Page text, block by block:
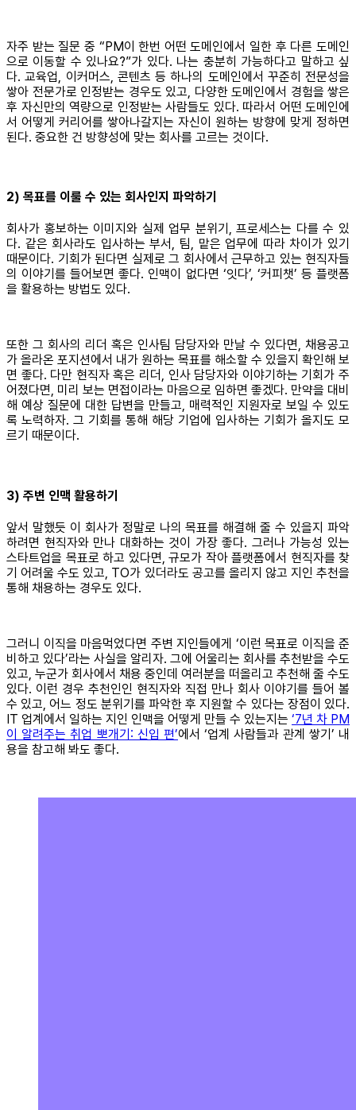
자주 받는 질문 중 “PM이 한번 어떤 도메인에서 일한 후 다른 도메인
으로 이동할 수 있나요?”가 있다. 나는 충분히 가능하다고 말하고 싶
다. 교육업, 이커머스, 콘텐츠 등 하나의 도메인에서 꾸준히 전문성을
쌓아 전문가로 인정받는 경우도 있고, 다양한 도메인에서 경험을 쌓은
후 자신만의 역량으로 인정받는 사람들도 있다. 따라서 어떤 도메인에
서 어떻게 커리어를 쌓아나갈지는 자신이 원하는 방향에 맞게 정하면
된다. 중요한 건 방향성에 맞는 회사를 고르는 것이다.
2) 목표를 이룰 수 있는 회사인지 파악하기
회사가 홍보하는 이미지와 실제 업무 분위기, 프로세스는 다를 수 있
다. 같은 회사라도 입사하는 부서, 팀, 맡은 업무에 따라 차이가 있기
때문이다. 기회가 된다면 실제로 그 회사에서 근무하고 있는 현직자들
의 이야기를 들어보면 좋다. 인맥이 없다면 ‘잇다’, ‘커피챗’ 등 플랫폼
을 활용하는 방법도 있다.
또한 그 회사의 리더 혹은 인사팀 담당자와 만날 수 있다면, 채용공고
가 올라온 포지션에서 내가 원하는 목표를 해소할 수 있을지 확인해 보
면 좋다. 다만 현직자 혹은 리더, 인사 담당자와 이야기하는 기회가 주
어졌다면, 미리 보는 면접이라는 마음으로 임하면 좋겠다. 만약을 대비
해 예상 질문에 대한 답변을 만들고, 매력적인 지원자로 보일 수 있도
록 노력하자. 그 기회를 통해 해당 기업에 입사하는 기회가 올지도 모
르기 때문이다.
3) 주변 인맥 활용하기
앞서 말했듯 이 회사가 정말로 나의 목표를 해결해 줄 수 있을지 파악
하려면 현직자와 만나 대화하는 것이 가장 좋다. 그러나 가능성 있는
스타트업을 목표로 하고 있다면, 규모가 작아 플랫폼에서 현직자를 찾
기 어려울 수도 있고, TO가 있더라도 공고를 올리지 않고 지인 추천을
통해 채용하는 경우도 있다.
그러니 이직을 마음먹었다면 주변 지인들에게 ‘이런 목표로 이직을 준
비하고 있다’라는 사실을 알리자. 그에 어울리는 회사를 추천받을 수도
있고, 누군가 회사에서 채용 중인데 여러분을 떠올리고 추천해 줄 수도
있다. 이런 경우 추천인인 현직자와 직접 만나 회사 이야기를 들어 볼
수 있고, 어느 정도 분위기를 파악한 후 지원할 수 있다는 장점이 있다.
IT 업계에서 일하는 지인 인맥을 어떻게 만들 수 있는지는 ‘7년 차 PM
이 알려주는 취업 뽀개기: 신입 편’에서 ‘업계 사람들과 관계 쌓기’ 내
용을 참고해 봐도 좋다.